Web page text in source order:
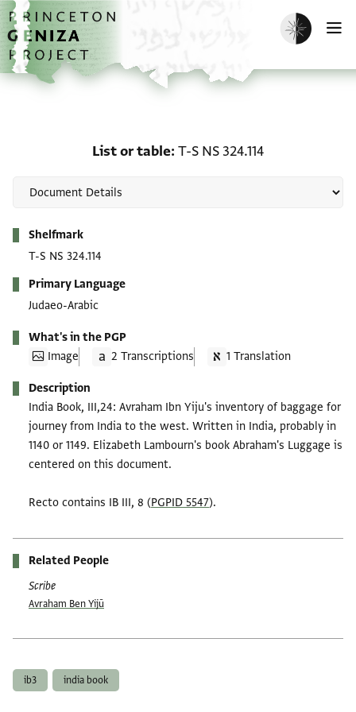
Skip to main content
home
Enable dark
List or table T-S NS 324.114
Shelfmark
T-S NS 324.114
Primary Language
Judaeo-Arabic
What's in the PGP
Image
2 Transcriptions 1 Translation
Description
India Book, III,24: Avraham Ibn Yiju's inventory of baggage for
journey from India to the west. Written in India, probably in
1140 or 1149. Elizabeth Lambourn's book Abraham's Luggage is
centered on this document.
Recto contains IB III, 8 (PGPID 5547).
Related People
Scribe
Avraham Ben Yijū
ib3 india book